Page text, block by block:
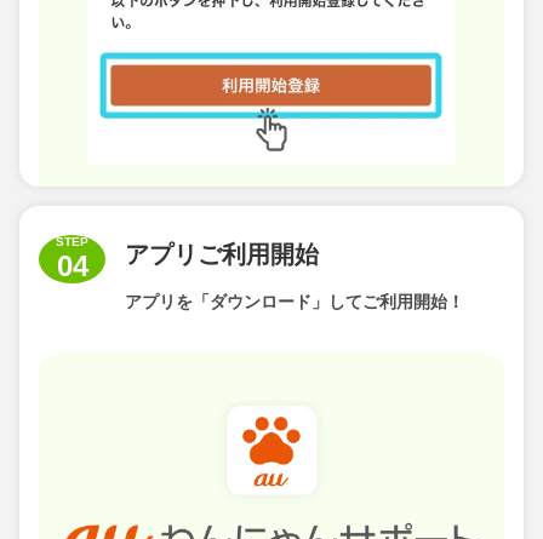
STEP
04 アプリご利用開始
アプリを「ダウンロード」してご利用開始！